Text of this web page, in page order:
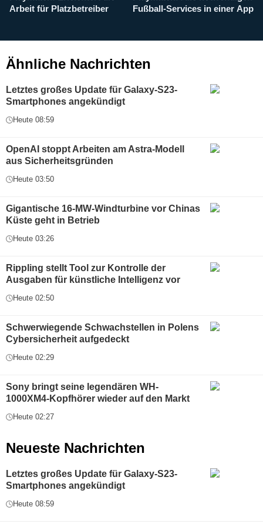
Arbeit für Platzbetreiber
Fußball-Services in einer App
Ähnliche Nachrichten
Letztes großes Update für Galaxy-S23-
Smartphones angekündigt
Heute 08:59
OpenAI stoppt Arbeiten am Astra-Modell
aus Sicherheitsgründen
Heute 03:50
Gigantische 16-MW-Windturbine vor Chinas
Küste geht in Betrieb
Heute 03:26
Rippling stellt Tool zur Kontrolle der
Ausgaben für künstliche Intelligenz vor
Heute 02:50
Schwerwiegende Schwachstellen in Polens
Cybersicherheit aufgedeckt
Heute 02:29
Sony bringt seine legendären WH-
1000XM4-Kopfhörer wieder auf den Markt
Heute 02:27
Neueste Nachrichten
Letztes großes Update für Galaxy-S23-
Smartphones angekündigt
Heute 08:59